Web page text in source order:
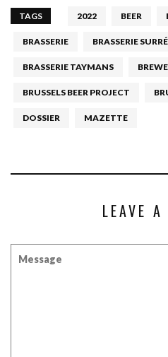
TAGS 2022 BEER
BRASSERIE BRASSERIE
BRASSERIE TAYMANS
BRUSSELS BEER PROJECT
DOSSIER MAZETTE
LEAVE A